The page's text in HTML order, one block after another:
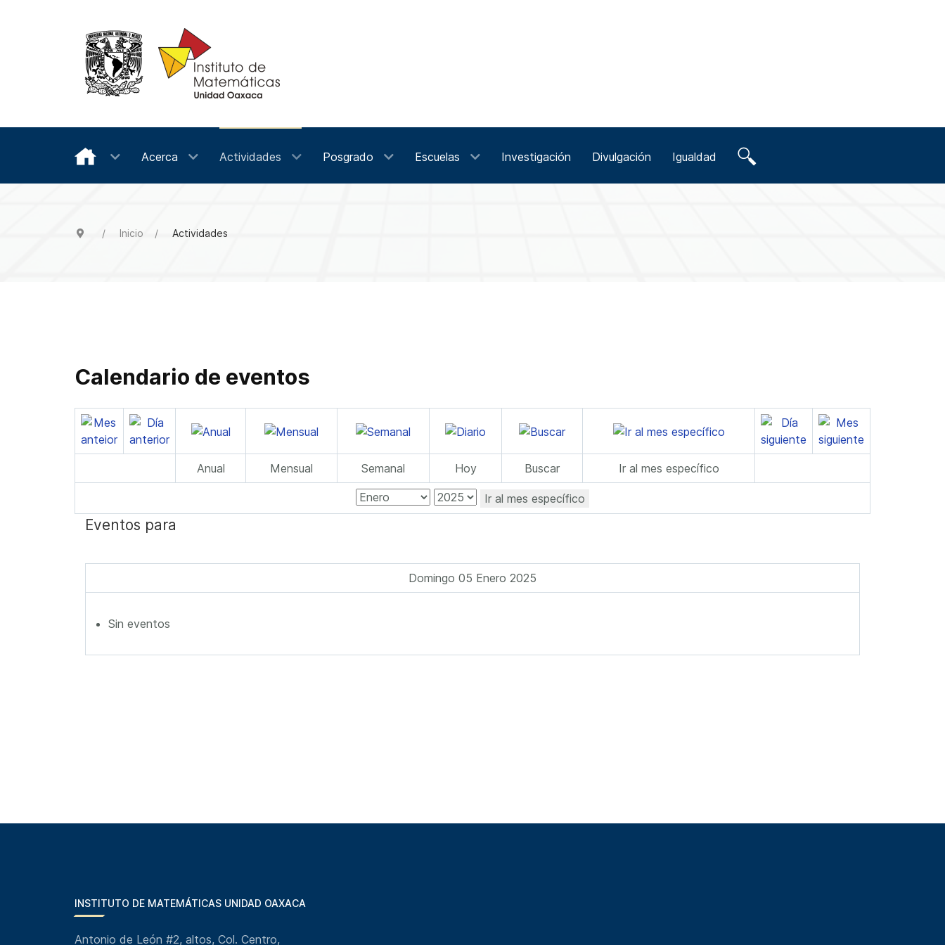
Acerca Actividades Posgrado Escuelas Investigación Divulgación Igualdad
Inicio Actividades
Calendario de eventos
Anual Mensual Semanal Hoy Buscar Ir al mes específico
Ir al mes específico
Eventos para
Domingo 05 Enero 2025
Sin eventos
INSTITUTO DE MATEMÁTICAS UNIDAD OAXACA
Antonio de León #2, altos, Col. Centro,